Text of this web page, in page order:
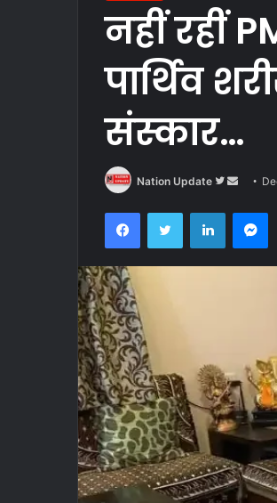
नहीं रहीं
पार्थिव
संस्कार…
Nation Update
Follow
Twitter
Send
email
FacebookTwitter LinkedIn